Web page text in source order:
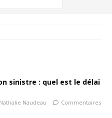
sinistre : quel est le délai
Nathalie Naudeau
Commentaires